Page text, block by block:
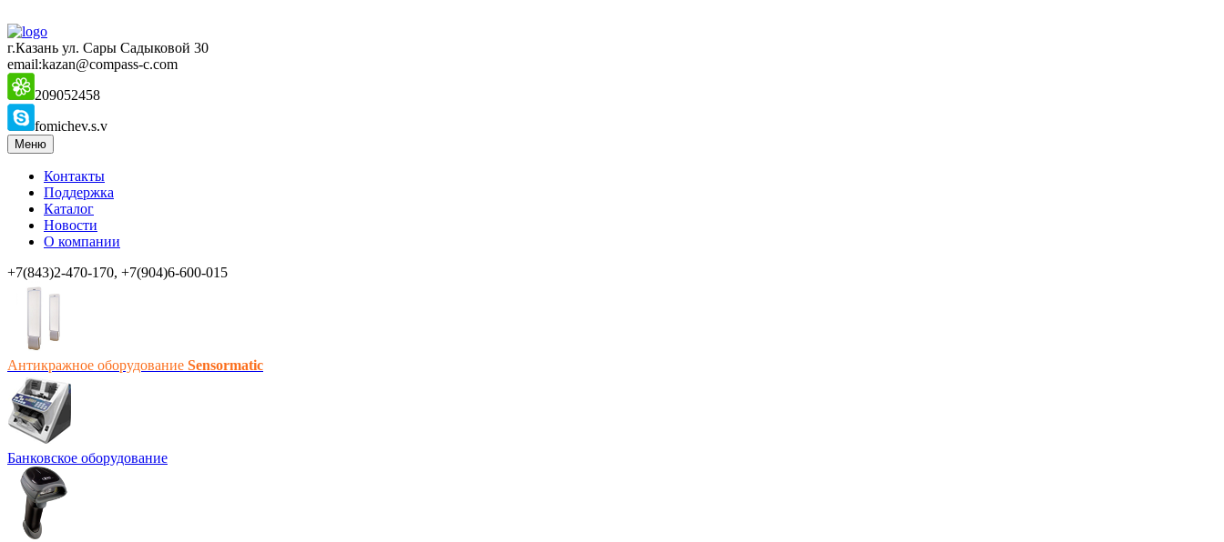
г.Казань ул. Сары Садыковой 30
email:kazan@compass-c.com
209052458
fomichev.s.v
Меню
Контакты
Поддержка
Каталог
Новости
О компании
+7(843)2-470-170, +7(904)6-600-015
Антикражное оборудование Sensormatic
Банковское оборудование